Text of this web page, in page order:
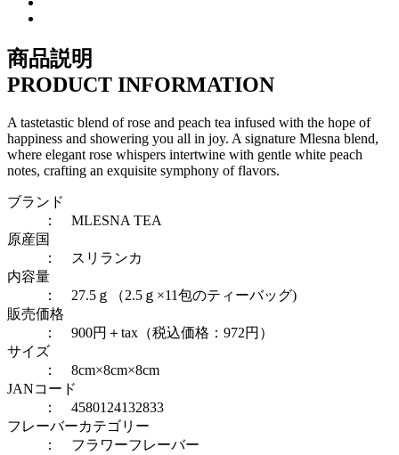
商品説明
PRODUCT INFORMATION
A tastetastic blend of rose and peach tea infused with the hope of
happiness and showering you all in joy. A signature Mlesna blend,
where elegant rose whispers intertwine with gentle white peach
notes, crafting an exquisite symphony of flavors.
ブランド
： MLESNA TEA
原産国
： スリランカ
内容量
： 27.5ｇ（2.5ｇ×11包のティーバッグ)
販売価格
： 900円＋tax（税込価格：972円）
サイズ
： 8cm×8cm×8cm
JANコード
： 4580124132833
フレーバーカテゴリー
： フラワーフレーバー